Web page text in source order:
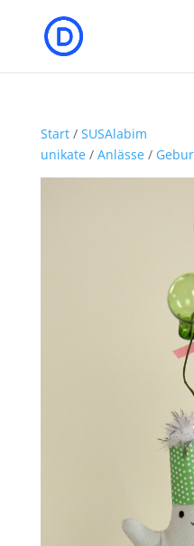
Start/ SUSAlabim
unikate/ Anlässe/